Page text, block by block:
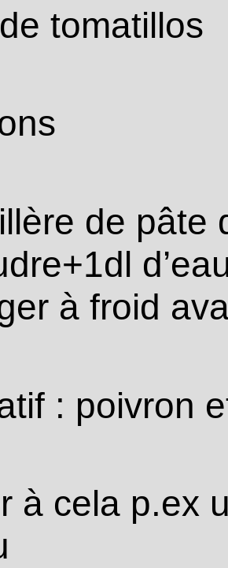
tomatillos
de pâte
à froid
: poivron
à cela p.ex